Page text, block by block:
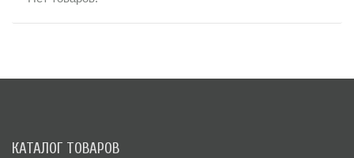
КАТАЛОГ ТОВАРОВ